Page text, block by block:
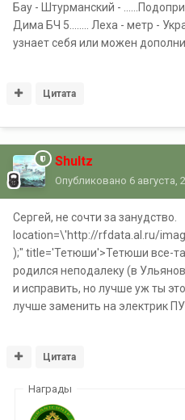
Бау - Штурманский -
Дима БЧ 5........ Леха - метр -
узнает себя или можен
Цитата
Shultz
Опубликовано 6 августа,
Сергей, не сочти за занудство.
location=\'http://rfdata.al.ru/
);" title='Тетюши'>Тетюши все-
родился неподалеку (в
и исправить, но лучше уж ты
лучше заменить на электрик
Цитата
Награды